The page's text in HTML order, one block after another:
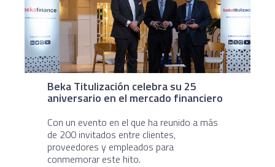
Beka Titulización celebra su 25
aniversario en el mercado financiero
Con un evento en el que ha reunido a más
de 200 invitados entre clientes,
proveedores y empleados para
conmemorar este hito.